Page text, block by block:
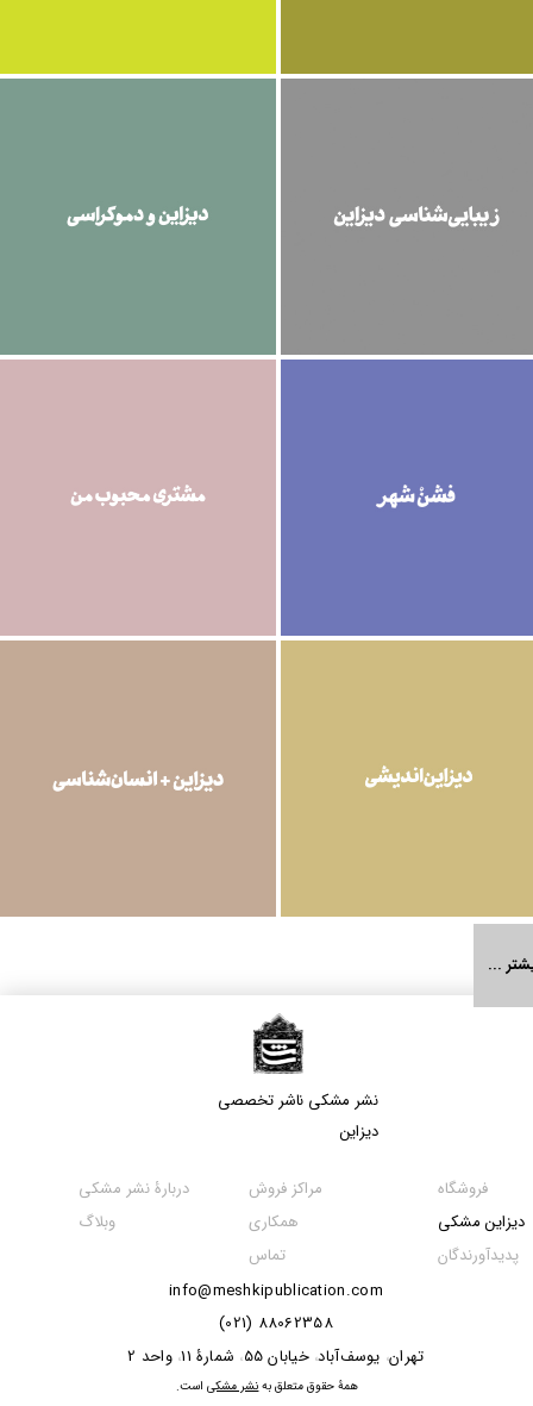
...
نشر مشکی​​​​​​​ ناشر تخصصی
دیزاین
info@meshkipublication.com
88062358 (021)
​​​​​​تهران، یوسف‌آباد، خیابان 55 ، شمارۀ 11 ،واحد 2
مراکز فروش
همکاری
تماس
فروشگاه
دیزاین مشکی
پدیدآورندگان
دربارۀ نشر مشکی
وبلاگ
​همۀ حقوق متعلق بهنشر مشکیاست.